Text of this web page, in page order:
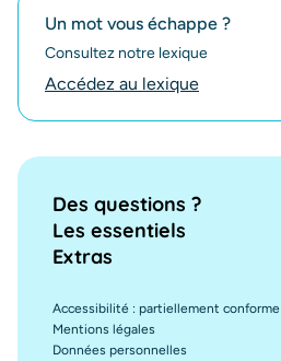
Un mot vous échappe ?
Consultez notre lexique
Accédez au lexique
Des questions ?
Les essentiels
Extras
Accessibilité : partiellement conforme
Mentions légales
Données personnelles